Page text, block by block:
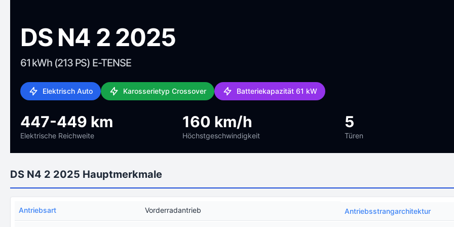
DS N4 2 2025
61 kWh (213 PS) E-TENSE
Elektrisch Auto Karosserietyp Crossover Batteriekapazität 61 kW
447-449 km
Elektrische Reichweite
160 km/h
Höchstgeschwindigkeit
5
Türen
DS N4 2 2025 Hauptmerkmale
Antriebsart Vorderradantrieb Antriebsstrangarchitektur